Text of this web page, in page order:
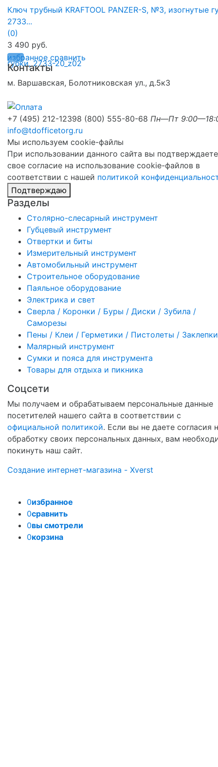
избранное сравнить
Ключ трубный KRAFTOOL PANZER-S, №3, изогнутые
2733...
(0)
3 490 руб.
Контакты
м. Варшавская, Болотниковская ул., д.5к3
+7 (495) 212-12398 (800) 555-80-68 Пн—Пт
info@tdofficetorg.ru
Мы используем cookie-файлы
При использовании данного сайта вы подтверждаете
свое согласие на использование cookie-файлов в
соответствии с нашей политикой
Подтверждаю
Разделы
Столярно-слесарный инструмент
Губцевый инструмент
Отвертки и биты
Измерительный инструмент
Автомобильный инструмент
Строительное оборудование
Паяльное оборудование
Электрика и свет
Сверла / Коронки / Буры / Диски / Зубила /
Саморезы
Пены / Клеи / Герметики / Пистолеты / Заклепки
Малярный инструмент
Сумки и пояса для инструмента
Товары для отдыха и пикника
Соцсети
Мы получаем и обрабатываем персональные данные
посетителей нашего сайта в соответствии с
официальной политикой. Если вы не даете согласия
обработку своих персональных данных, вам
покинуть наш сайт.
Создание интернет-магазина - Xverst
0избранное
0сравнить
0вы смотрели
0корзина